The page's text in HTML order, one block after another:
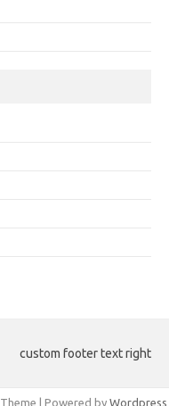
custom footer text right
Theme | Powered by Wordpress